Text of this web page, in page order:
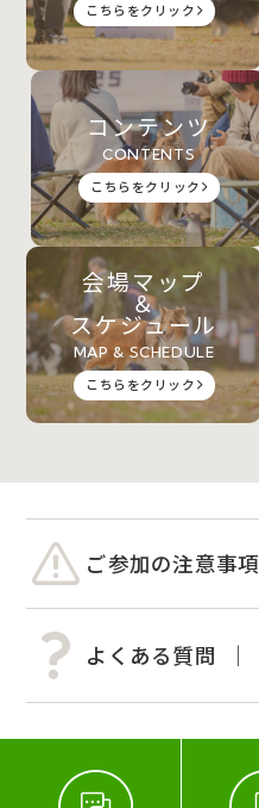
こちらをクリック
コンテンツ
CONTENTS
こちらをクリック
会場マップ
＆
スケジュール
MAP & SCHEDULE
こちらをクリック
ご参加の注意事項
よくある質問